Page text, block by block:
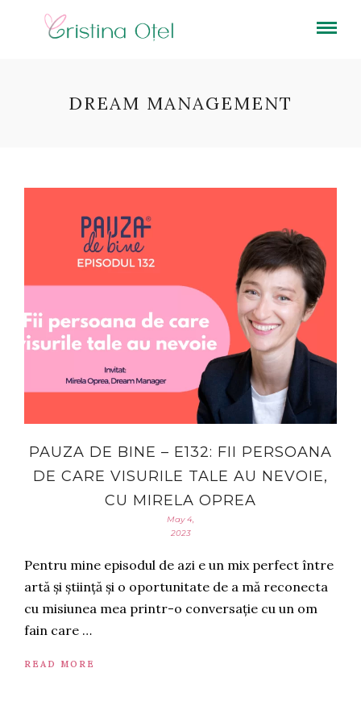
DREAM MANAGEMENT
PAUZA DE BINE – E132: FII PERSOANA
DE CARE VISURILE TALE AU NEVOIE,
CU MIRELA OPREA
May 4,
2023
Pentru mine episodul de azi e un mix perfect între
artă și știință și o oportunitate de a mă reconecta
cu misiunea mea printr-o conversație cu un om
fain care …
READ MORE